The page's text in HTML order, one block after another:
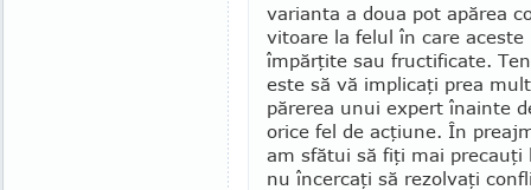
varianta a doua pot apărea
vitoare la felul în care aceste
împărţite sau fructificate.
este să vă implicaţi prea
părerea unui expert înainte
orice fel de acţiune. În
am sfătui să fiţi mai precauţi
nu încercaţi să rezolvaţi